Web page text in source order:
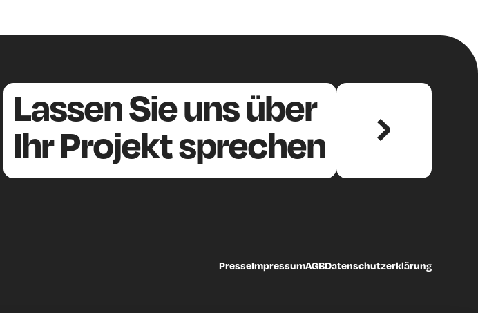
Lassen Sie uns über
Ihr Projekt sprechen
PresseImpressumAGBDatenschutzerklärung